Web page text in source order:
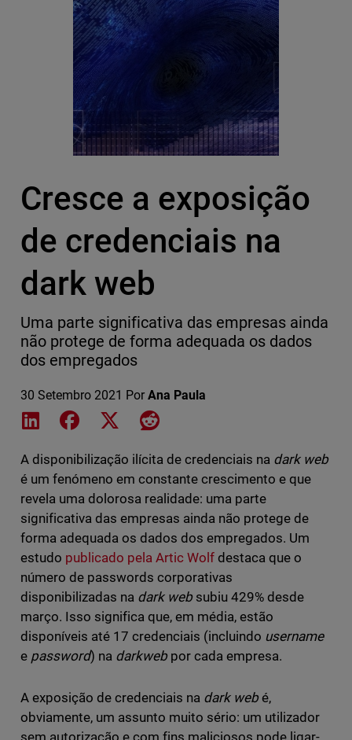
Cresce a exposição
de credenciais na
dark web
Uma parte significativa das empresas ainda
não protege de forma adequada os dados
dos empregados
30 Setembro 2021 Por Ana Paula
Share on LinkedIn
Share on Facebook
Share on XShare on Reddit
A disponibilização ilícita de credenciais na dark web
é um fenómeno em constante crescimento e que
revela uma dolorosa realidade: uma parte
significativa das empresas ainda não protege de
forma adequada os dados dos empregados. Um
estudo publicado pela Artic Wolf destaca que o
número de passwords corporativas
disponibilizadas na dark websubiu 429% desde
março. Isso significa que, em média, estão
disponíveis até 17 credenciais (incluindo username
e password) na darkwebpor cada empresa.
A exposição de credenciais na dark webé,
obviamente, um assunto muito sério: um utilizador